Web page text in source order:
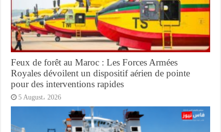
Feux de forêt au Maroc : Les Forces Armées
Royales dévoilent un dispositif aérien de pointe
pour des interventions rapides
5 August، 2026